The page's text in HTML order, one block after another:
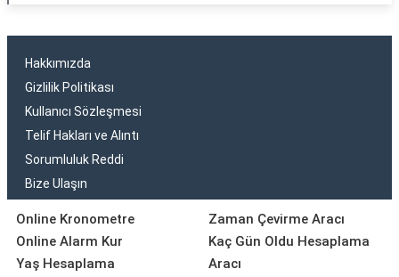
Hakkımızda
Gizlilik Politikası
Kullanıcı Sözleşmesi
Telif Hakları ve Alıntı
Sorumluluk Reddi
Bize Ulaşın
Online Kronometre
Online Alarm Kur
Yaş Hesaplama
Zaman Çevirme Aracı
Kaç Gün Oldu Hesaplama
Aracı